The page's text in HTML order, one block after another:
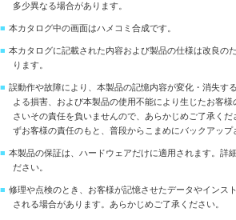
多少異なる場合があります。
■ 本カタログ中の画面はハメコミ合成です。
■ 本カタログに記載された内容および製品の仕様は改良の
ります。
■ 誤動作や故障により、本製品の記憶内容が変化・消失す
よる損害、および本製品の使用不能により生じたお客
さいその責任を負いませんので、あらかじめご了承く
ずお客様の責任のもと、普段からこまめにバックアップ
■ 本製品の保証は、ハードウェアだけに適用されます。詳
ださい。
■ 修理や点検のとき、お客様が記憶させたデータやインス
される場合があります。あらかじめご了承ください。